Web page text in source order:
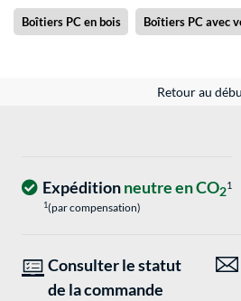
Boîtiers PC en bois Boîtiers PC avec
Retour au
Expéditionneutre en CO21
1(par compensation)
Consulter le statut
de la commande